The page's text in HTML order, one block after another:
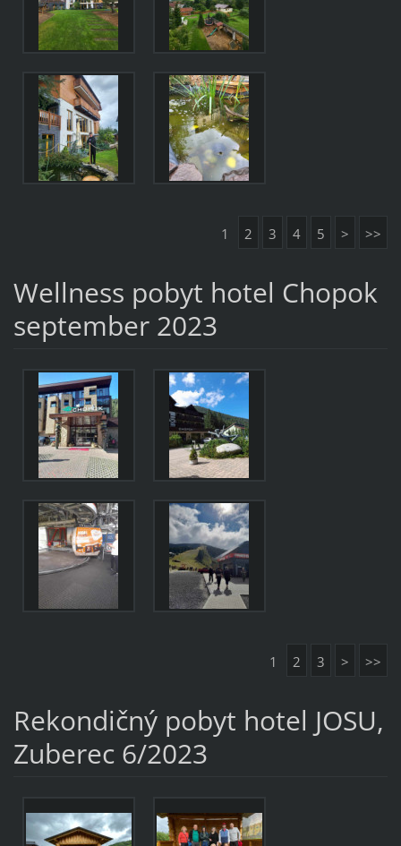
1 2 3 4 5 > >>
Wellness pobyt hotel Chopok
september 2023
1 2 3 > >>
Rekondičný pobyt hotel JOSU,
Zuberec 6/2023